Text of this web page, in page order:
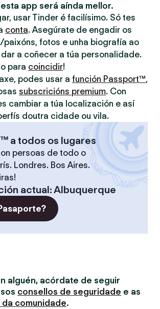
app será aínda mellor.
usar Tinder é facilísimo. Só tes
conta. Asegúrate de engadir os
fotos e unha biografía ao
a coñecer a túa personalidade.
para coincidir!
podes usar a función Passport™,
subscricións premium. Con
cambiar a túa localización e así
doutra cidade ou vila.
a todos os lugares
persoas de todo o
Londres. Bos Aires.
actual:Albuquerque
alguén, acórdate de seguir
consellos de seguridade e as
da comunidade.